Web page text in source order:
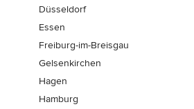
Düsseldorf
Essen
Freiburg-im-Breisgau
Gelsenkirchen
Hagen
Hamburg